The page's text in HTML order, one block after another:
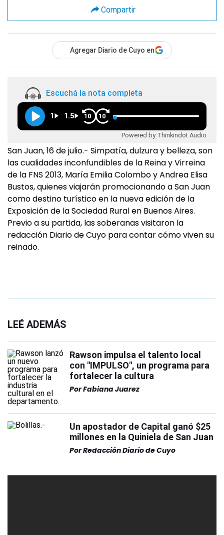
Compartir
Agregar Diario de Cuyo en
Escuchá la nota completa
1 1.5 10 10
Powered by Thinkindot Audio
San Juan, 16 de julio.- Simpatía, dulzura y belleza, son
las cualidades inconfundibles de la Reina y Virreina
de la FNS 2013, María Emilia Colombo y Andrea Elisa
Bustos, quienes viajarán promocionando a San Juan
como destino turístico en la nueva edición de la
Exposición de la Sociedad Rural en Buenos Aires.
Previo a su partida, las soberanas visitaron la
redacción Diario de Cuyo para contar cómo viven su
reinado.
LEÉ ADEMÁS
Rawson impulsa el talento local
con "IMPULSO", un programa para
fortalecer la cultura
PorFabiana Juarez
Un apostador de Capital ganó $25
millones en la Quiniela de San Juan
PorRedacción Diario de Cuyo